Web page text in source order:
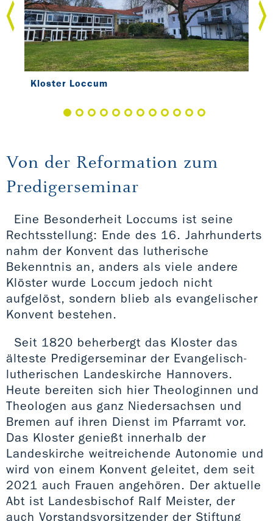
Kloster Loccum
Von der Reformation zum
Predigerseminar
Eine Besonderheit Loccums ist seine
Rechtsstellung: Ende des 16. Jahrhunderts
nahm der Konvent das lutherische
Bekenntnis an, anders als viele andere
Klöster wurde Loccum jedoch nicht
aufgelöst, sondern blieb als evangelischer
Konvent bestehen.
Seit 1820 beherbergt das Kloster das
älteste Predigerseminar der Evangelisch-
lutherischen Landeskirche Hannovers.
Heute bereiten sich hier Theologinnen und
Theologen aus ganz Niedersachsen und
Bremen auf ihren Dienst im Pfarramt vor.
Das Kloster genießt innerhalb der
Landeskirche weitreichende Autonomie und
wird von einem Konvent geleitet, dem seit
2021 auch Frauen angehören. Der aktuelle
Abt ist Landesbischof Ralf Meister, der
auch Vorstandsvorsitzender der Stiftung